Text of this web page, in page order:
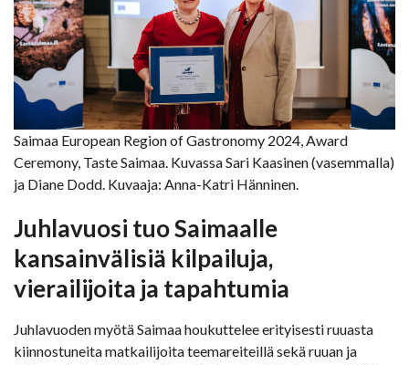
Saimaa European Region of Gastronomy 2024, Award
Ceremony, Taste Saimaa. Kuvassa Sari Kaasinen (vasemmalla)
ja Diane Dodd. Kuvaaja: Anna-Katri Hänninen.
Juhlavuosi tuo Saimaalle
kansainvälisiä kilpailuja,
vierailijoita ja tapahtumia
Juhlavuoden myötä Saimaa houkuttelee erityisesti ruuasta
kiinnostuneita matkailijoita teemareiteillä sekä ruuan ja